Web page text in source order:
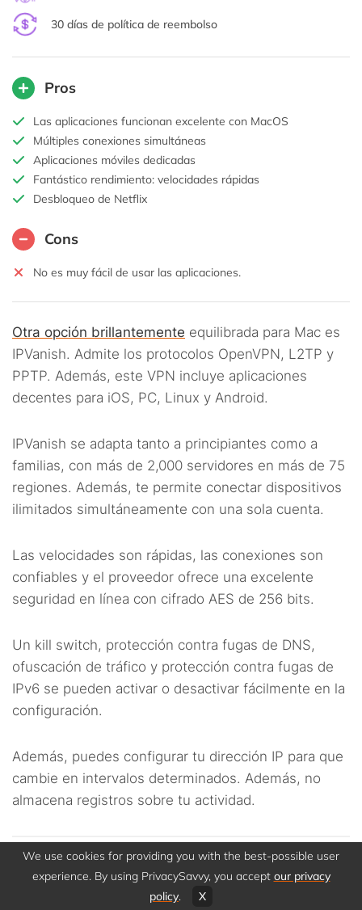
30 días de política de reembolso
Pros
Las aplicaciones funcionan excelente con MacOS
Múltiples conexiones simultáneas
Aplicaciones móviles dedicadas
Fantástico rendimiento: velocidades rápidas
Desbloqueo de Netflix
Cons
No es muy fácil de usar las aplicaciones.
Otra opción brillantemente equilibrada para Mac es
IPVanish. Admite los protocolos OpenVPN, L2TP y
PPTP. Además, este VPN incluye aplicaciones
decentes para iOS, PC, Linux y Android.
IPVanish se adapta tanto a principiantes como a
familias, con más de 2,000 servidores en más de 75
regiones. Además, te permite conectar dispositivos
ilimitados simultáneamente con una sola cuenta.
Las velocidades son rápidas, las conexiones son
confiables y el proveedor ofrece una excelente
seguridad en línea con cifrado AES de 256 bits.
Un kill switch, protección contra fugas de DNS,
ofuscación de tráfico y protección contra fugas de
IPv6 se pueden activar o desactivar fácilmente en la
configuración.
Además, puedes configurar tu dirección IP para que
cambie en intervalos determinados. Además, no
almacena registros sobre tu actividad.
6. PrivateVPN
We use cookies for providing you with the best-possible user
experience. By using PrivacySavvy, you accept our privacy
policy. X